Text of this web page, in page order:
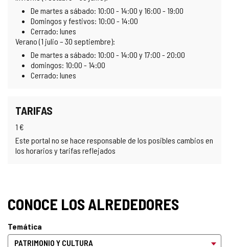
De martes a sábado: 10:00 - 14:00 y 16:00 - 19:00
Domingos y festivos: 10:00 - 14:00
Cerrado: lunes
Verano (1 julio – 30 septiembre):
De martes a sábado: 10:00 - 14:00 y 17:00 - 20:00
domingos: 10:00 - 14:00
Cerrado: lunes
TARIFAS
1 €
Este portal no se hace responsable de los posibles cambios en
los horarios y tarifas reflejados
CONOCE LOS ALREDEDORES
Temática